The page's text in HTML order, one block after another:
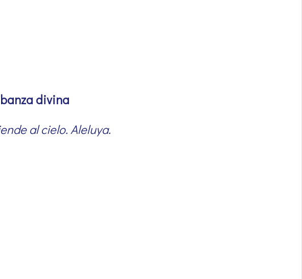
divina
al cielo. Aleluya.